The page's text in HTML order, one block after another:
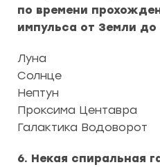
по времени
импульса от Земли до
Луна
Солнце
Нептун
Проксима Центавра
Галактика Водоворот
6. Некая спиральная